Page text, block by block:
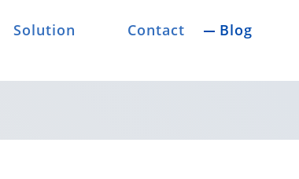
Solution Contact Blog